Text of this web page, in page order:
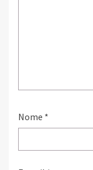
Nome *